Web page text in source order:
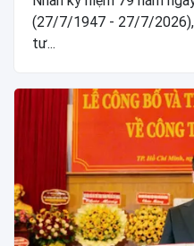
(27/7/1947 - 27/7/2026),
tư...